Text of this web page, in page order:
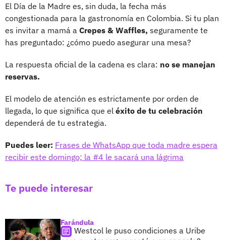
El Día de la Madre es, sin duda, la fecha más
congestionada para la gastronomía en Colombia. Si tu plan
es invitar a mamá a Crepes & Waffles, seguramente te
has preguntado: ¿cómo puedo asegurar una mesa?
La respuesta oficial de la cadena es clara: no se manejan
reservas.
El modelo de atención es estrictamente por orden de
llegada, lo que significa que el éxito de tu celebración
dependerá de tu estrategia.
Puedes leer: Frases de WhatsApp que toda madre espera
recibir este domingo; la #4 le sacará una lágrima
Te puede interesar
Farándula
Westcol le puso condiciones a Uribe